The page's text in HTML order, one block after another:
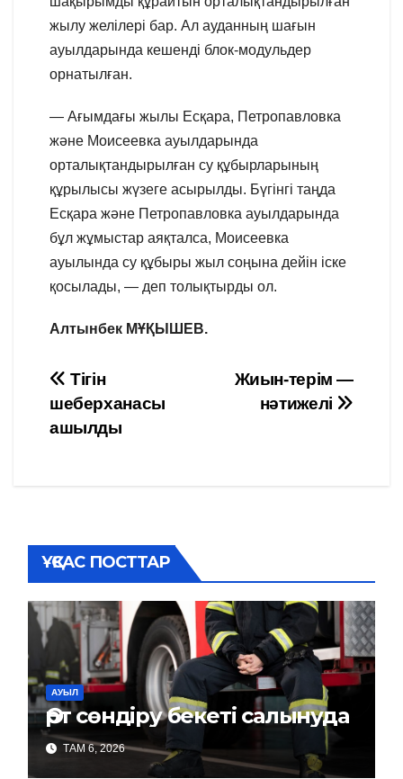
жылу желілері бар. Ал ауданның шағын
ауылдарында кешенді блок-модульдер
орнатылған.
— Ағымдағы жылы Есқара, Петропавловка
және Моисеевка ауылдарында
орталықтандырылған су құбырларының
құрылысы жүзеге асырылды. Бүгінгі таңда
Есқара және Петропавловка ауылдарында
бұл жұмыстар аяқталса, Моисеевка
ауылында су құбыры жыл соңына дейін іске
қосылады, — деп толықтырды ол.
Алтынбек МҰҚЫШЕВ.
Навигация
по
Жиын-терім —
нәтижелі
Тігін
шеберханасы
ашылды
ҰҚСАС ПОСТТАР
АУЫЛ
Өрт сөндіру бекеті салынуда
ТАМ 6, 2026